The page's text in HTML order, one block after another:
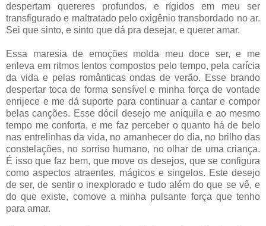
despertam quereres profundos, e rígidos em meu ser
transfigurado e maltratado pelo oxigênio transbordado no ar.
Sei que sinto, e sinto que dá pra desejar, e querer amar.
Essa maresia de emoções molda meu doce ser, e me
enleva em ritmos lentos compostos pelo tempo, pela carícia
da vida e pelas românticas ondas de verão. Esse brando
despertar toca de forma sensível e minha força de vontade
enrijece e me dá suporte para continuar a cantar e compor
belas canções. Esse dócil desejo me aniquila e ao mesmo
tempo me conforta, e me faz perceber o quanto há de belo
nas entrelinhas da vida, no amanhecer do dia, no brilho das
constelações, no sorriso humano, no olhar de uma criança.
É isso que faz bem, que move os desejos, que se configura
como aspectos atraentes, mágicos e singelos. Este desejo
de ser, de sentir o inexplorado e tudo além do que se vê, e
do que existe, comove a minha pulsante força que tenho
para amar.